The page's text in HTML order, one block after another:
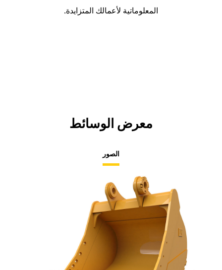
المعلوماتية لأعمالك المتزايدة.
معرض الوسائط
الصور